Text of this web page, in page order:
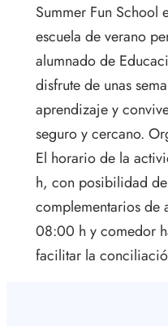
Summer Fun School
escuela de verano
alumnado de
disfrute de unas
aprendizaje y
seguro y cercano.
El horario de la
h, con posibilidad
complementarios de
08:00 h y comedor
facilitar la